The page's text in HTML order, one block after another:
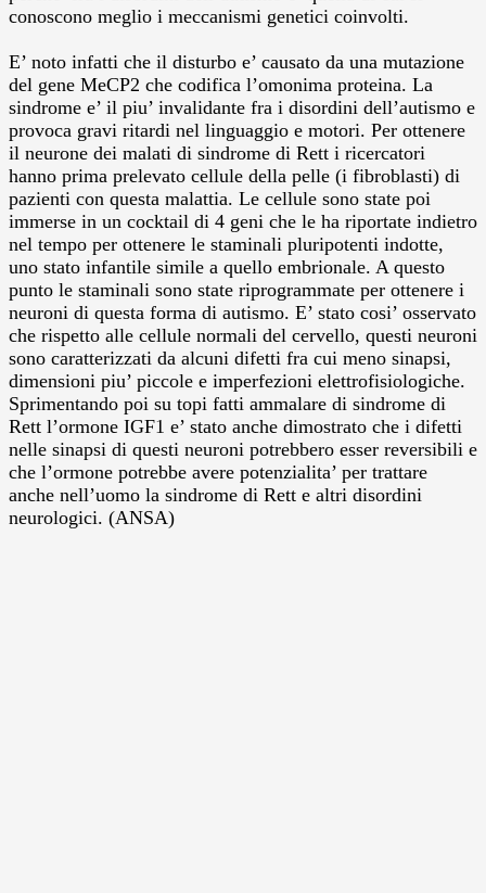
conoscono meglio i meccanismi genetici coinvolti.
E’ noto infatti che il disturbo e’ causato da una mutazione
del gene MeCP2 che codifica l’omonima proteina. La
sindrome e’ il piu’ invalidante fra i disordini dell’autismo e
provoca gravi ritardi nel linguaggio e motori. Per ottenere
il neurone dei malati di sindrome di Rett i ricercatori
hanno prima prelevato cellule della pelle (i fibroblasti) di
pazienti con questa malattia. Le cellule sono state poi
immerse in un cocktail di 4 geni che le ha riportate indietro
nel tempo per ottenere le staminali pluripotenti indotte,
uno stato infantile simile a quello embrionale. A questo
punto le staminali sono state riprogrammate per ottenere i
neuroni di questa forma di autismo. E’ stato cosi’ osservato
che rispetto alle cellule normali del cervello, questi neuroni
sono caratterizzati da alcuni difetti fra cui meno sinapsi,
dimensioni piu’ piccole e imperfezioni elettrofisiologiche.
Sprimentando poi su topi fatti ammalare di sindrome di
Rett l’ormone IGF1 e’ stato anche dimostrato che i difetti
nelle sinapsi di questi neuroni potrebbero esser reversibili e
che l’ormone potrebbe avere potenzialita’ per trattare
anche nell’uomo la sindrome di Rett e altri disordini
neurologici. (ANSA)